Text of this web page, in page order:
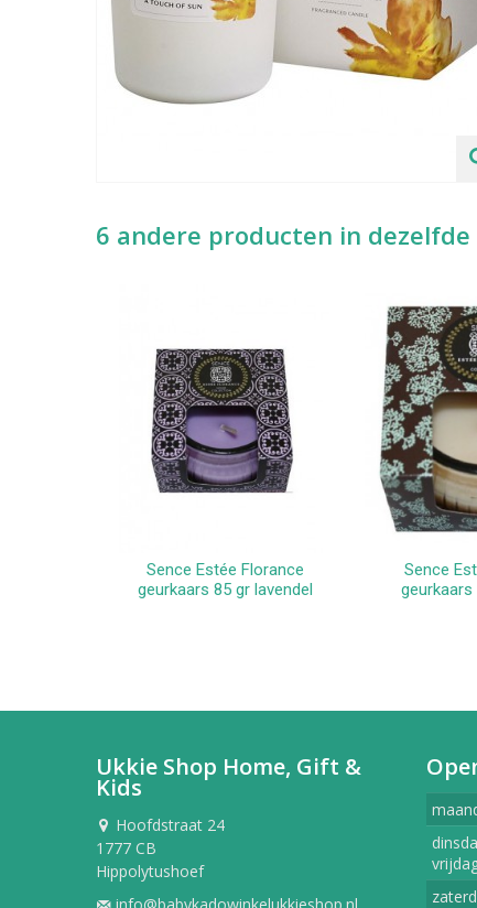
6 andere producten in dezelfde
In winkelwagen
Sence Estée Florance
geurkaars 85 gr lavendel
In
Sence
geurkaars
Ukkie Shop Home, Gift &
Kids
Hoofdstraat 24
1777 CB
Hippolytushoef